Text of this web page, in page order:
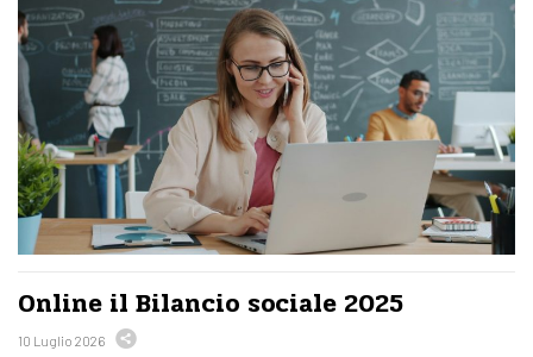
Online il Bilancio sociale 2025
10 Luglio 2026